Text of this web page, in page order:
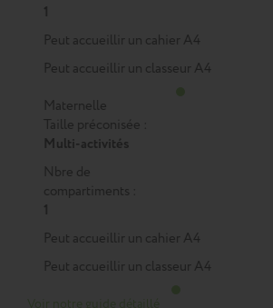
1
Peut accueillir un cahier A4
Peut accueillir un classeur A4
Maternelle
Taille préconisée :
Multi-activités
Nbre de
compartiments :
1
Peut accueillir un cahier A4
Peut accueillir un classeur A4